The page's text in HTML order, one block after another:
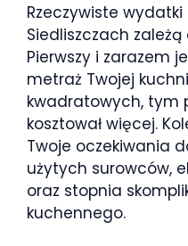
Rzeczywiste
Siedliszczach
Pierwszy i zarazem
metraż Twojej
kwadratowych, tym
kosztował więcej.
Twoje oczekiwania
użytych surowców,
oraz stopnia
kuchennego.